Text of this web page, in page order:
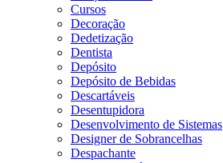
Cursos
Decoração
Dedetização
Dentista
Depósito
Depósito de Bebidas
Descartáveis
Desentupidora
Desenvolvimento de Sistemas
Designer de Sobrancelhas
Despachante